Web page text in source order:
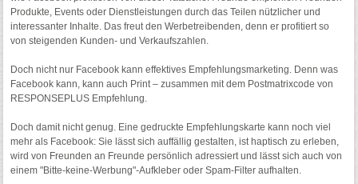
Produkte, Events oder Dienstleistungen durch das Teilen nützlicher und
interessanter Inhalte. Das freut den Werbetreibenden, denn er profitiert so
von steigenden Kunden- und Verkaufszahlen.
Doch nicht nur Facebook kann effektives Empfehlungsmarketing. Denn was
Facebook kann, kann auch Print – zusammen mit dem Postmatrixcode von
RESPONSEPLUS Empfehlung.
Doch damit nicht genug. Eine gedruckte Empfehlungskarte kann noch viel
mehr als Facebook: Sie lässt sich auffällig gestalten, ist haptisch zu erleben,
wird von Freunden an Freunde persönlich adressiert und lässt sich auch von
einem "Bitte-keine-Werbung"-Aufkleber oder Spam-Filter aufhalten.